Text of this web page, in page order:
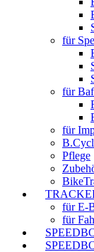
für
für
für
Pflege
für E-
für